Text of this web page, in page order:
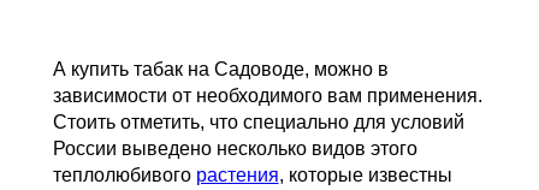
А купить табак на Садоводе, можно в
зависимости от необходимого вам применения.
Стоить отметить, что специально для условий
России выведено несколько видов этого
теплолюбивого растения, которые известны